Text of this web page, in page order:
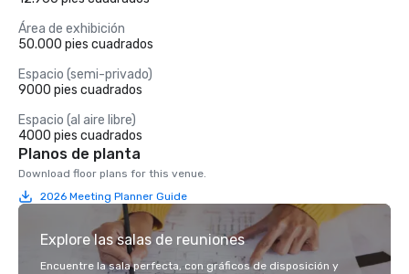
Área de exhibición
50.000 pies cuadrados
Espacio (semi-privado)
9000 pies cuadrados
Espacio (al aire libre)
4000 pies cuadrados
Planos de planta
Download floor plans for this venue.
2026 Meeting Planner Guide
Explore las salas de reuniones
Encuentre la sala perfecta, con gráficos de disposición y